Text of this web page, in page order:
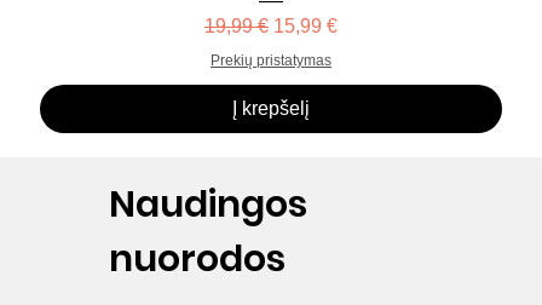
Įprastinė kaina
19,99 € Pardavimo kaina
15,99 €
Prekių pristatymas
Į krepšelį
Naudingos
nuorodos